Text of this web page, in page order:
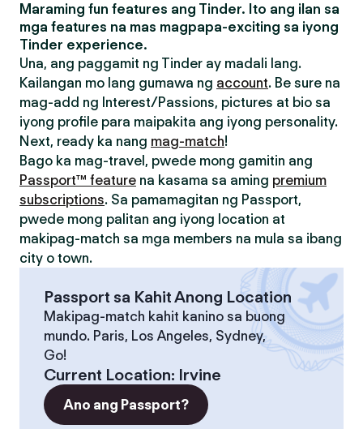
Maraming fun features ang Tinder. Ito ang ilan sa
mga features na mas magpapa-exciting sa iyong
Tinder experience.
Una, ang paggamit ng Tinder ay madali lang.
Kailangan mo lang gumawa ng account. Be sure na
mag-add ng Interest/Passions, pictures at bio sa
iyong profile para maipakita ang iyong personality.
Next, ready ka nang mag-match!
Bago ka mag-travel, pwede mong gamitin ang
Passport™ feature na kasama sa aming premium
subscriptions. Sa pamamagitan ng Passport,
pwede mong palitan ang iyong location at
makipag-match sa mga members na mula sa ibang
city o town.
Passport sa Kahit Anong Location
Makipag-match kahit kanino sa buong
mundo. Paris, Los Angeles, Sydney,
Go!
Current Location: Irvine
Ano ang Passport?